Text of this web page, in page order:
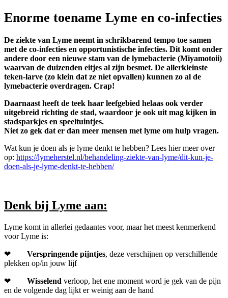
Enorme toename Lyme en co-infecties
De ziekte van Lyme neemt in schrikbarend tempo toe samen
met de co-infecties en opportunistische infecties. Dit komt onder
andere door een nieuwe stam van de lymebacterie (Miyamotoii)
waarvan de duizenden eitjes al zijn besmet. De allerkleinste
teken-larve (zo klein dat ze niet opvallen) kunnen zo al de
lymebacterie overdragen. Crap!
Daarnaast heeft de teek haar leefgebied helaas ook verder
uitgebreid richting de stad, waardoor je ook uit mag kijken in
stadsparkjes en speeltuintjes.
Niet zo gek dat er dan meer mensen met lyme om hulp vragen.
Wat kun je doen als je lyme denkt te hebben? Lees hier meer over
op: https://lymeherstel.nl/behandeling-ziekte-van-lyme/dit-kun-je-
doen-als-je-lyme-denkt-te-hebben/
Denk bij Lyme aan:
Lyme komt in allerlei gedaantes voor, maar het meest kenmerkend
voor Lyme is:
❤ Verspringende pijntjes, deze verschijnen op verschillende
plekken op/in jouw lijf
❤ Wisselend verloop, het ene moment word je gek van de pijn
en de volgende dag lijkt er weinig aan de hand